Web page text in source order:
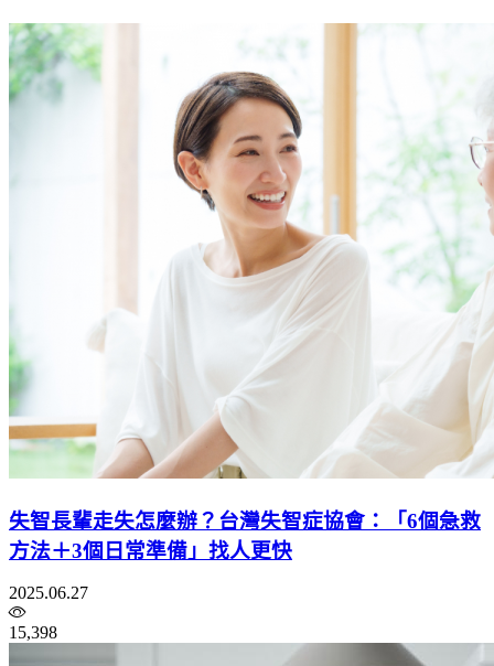
失智長輩走失怎麼辦？台灣失智症協會：「6個急救
方法＋3個日常準備」找人更快
2025.06.27
15,398